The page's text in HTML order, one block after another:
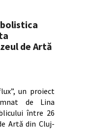
de Artă
un proiect
de Lina
între 26
Artă din Cluj-